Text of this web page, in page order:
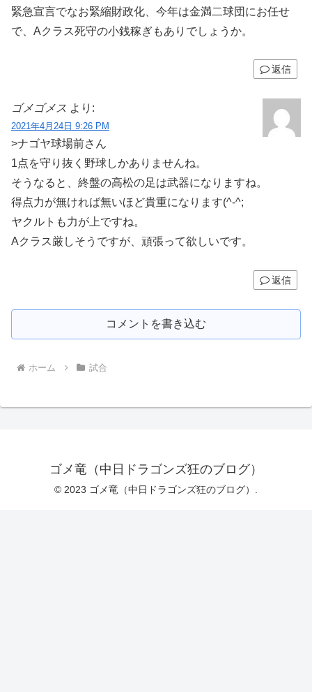
緊急宣言でなお緊縮財政化、今年は金満二球団にお任せ
で、Aクラス死守の小銭稼ぎもありでしょうか。
返信
ゴメゴメス より:
2021年4月24日 9:26 PM
>ナゴヤ球場前さん
1点を守り抜く野球しかありませんね。
そうなると、終盤の高松の足は武器になりますね。
得点力が無ければ無いほど貴重になります(^-^;
ヤクルトも力が上ですね。
Aクラス厳しそうですが、頑張って欲しいです。
返信
コメントを書き込む
ホーム 試合
ゴメ竜（中日ドラゴンズ狂のブログ）
© 2023 ゴメ竜（中日ドラゴンズ狂のブログ）.